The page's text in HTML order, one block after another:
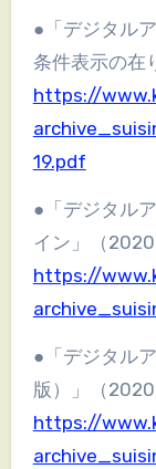
●「デジタル
条件表示の在
https://
19.pdf
●「デジタル
イン」（2020
https://
●「デジタル
版）」（2020
https://